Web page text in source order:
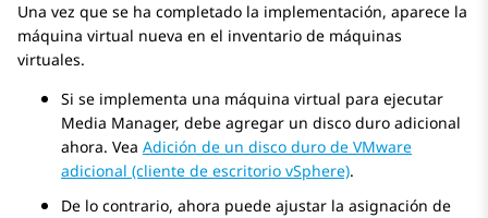
Una vez que se ha completado la implementación, aparece la
máquina virtual nueva en el inventario de máquinas
virtuales.
Si se implementa una máquina virtual para ejecutar
Media Manager, debe agregar un disco duro adicional
ahora. Vea Adición de un disco duro de VMware
adicional (cliente de escritorio vSphere).
De lo contrario, ahora puede ajustar la asignación de